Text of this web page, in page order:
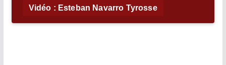
Vidéo : Esteban Navarro Tyrosse